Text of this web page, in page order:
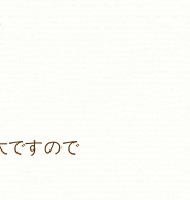
ですので